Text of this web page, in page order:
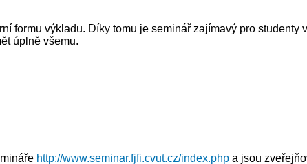
formu výkladu. Díky tomu je seminář zajímavý pro studenty
úplně všemu.
http://www.seminar.fjfi.cvut.cz/index.php a jsou